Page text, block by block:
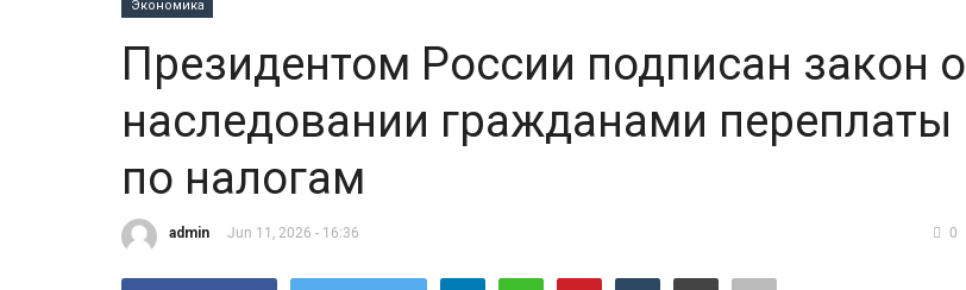
Экономика
Президентом России подписан закон о
наследовании гражданами переплаты
по налогам
admin Jun 11, 2026 - 16:36 0